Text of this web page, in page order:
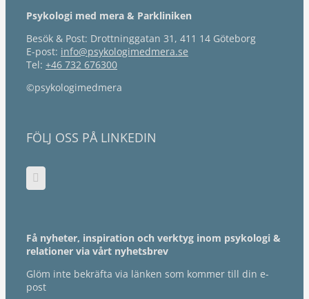
Psykologi med mera & Parkliniken
Besök & Post: Drottninggatan 31, 411 14 Göteborg
E-post: info@psykologimedmera.se
Tel: +46 732 676300
©psykologimedmera
FÖLJ OSS PÅ LINKEDIN
Få nyheter, inspiration och verktyg inom psykologi &
relationer via vårt nyhetsbrev
Glöm inte bekräfta via länken som kommer till din e-
post